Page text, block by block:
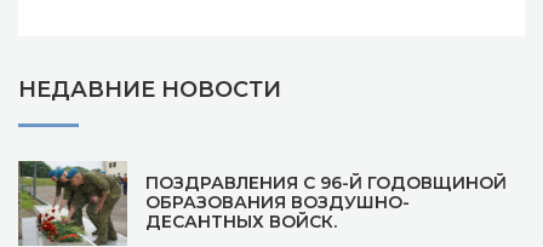
НЕДАВНИЕ НОВОСТИ
ПОЗДРАВЛЕНИЯ С 96-Й ГОДОВЩИНОЙ
ОБРАЗОВАНИЯ ВОЗДУШНО-
ДЕСАНТНЫХ ВОЙСК.